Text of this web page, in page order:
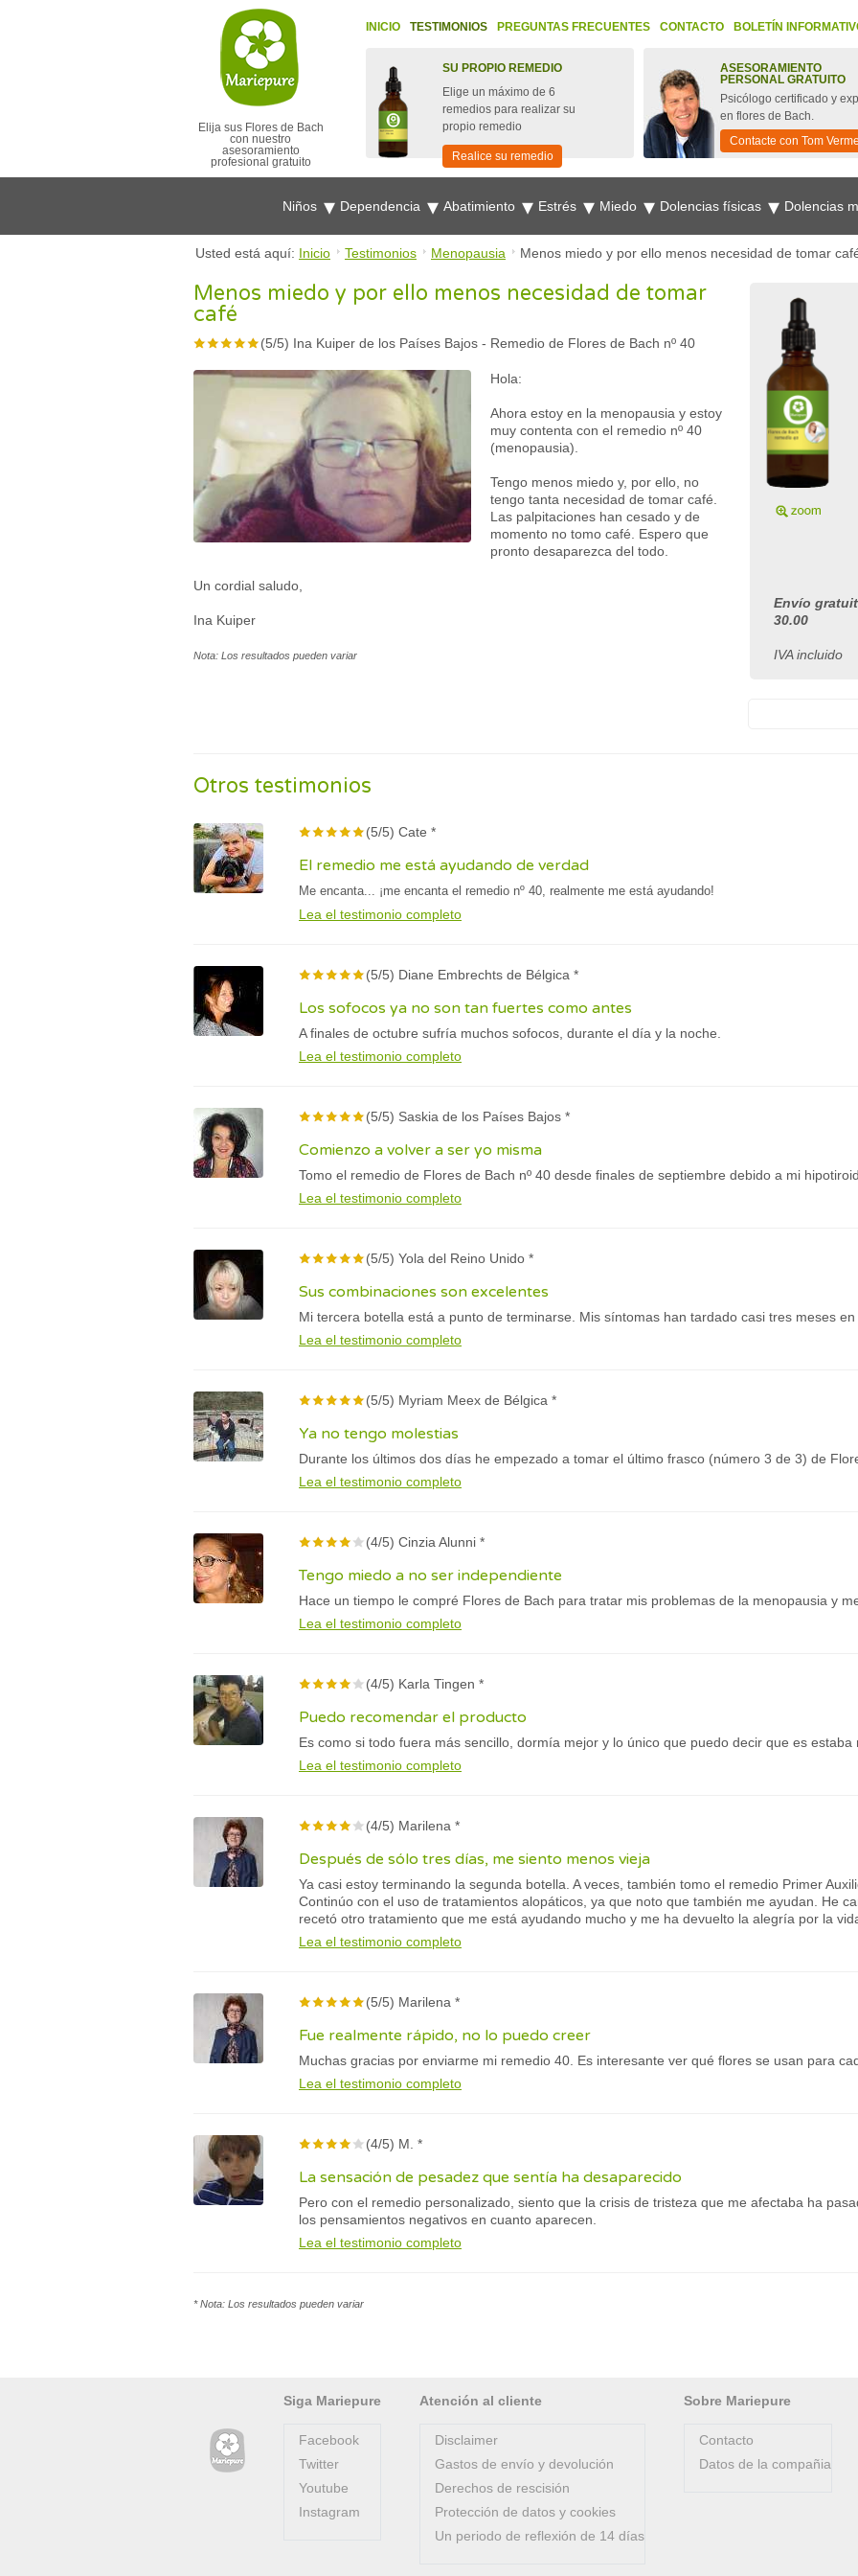
Elija sus Flores de Bach
con nuestro
asesoramiento
profesional gratuito
INICIO TESTIMONIOS PREGUNTAS FRECUENTES CONTACTO BOLETÍN
SU PROPIO REMEDIO
Elige un máximo de 6
remedios para realizar su
propio remedio
Realice su remedio
ASESORAMIENTO
PERSONAL GRATUITO
Psicólogo certificado y
en flores de Bach.
Contacte con Tom
Niños Dependencia Abatimiento Estrés Miedo Dolencias físicas Dolencias
Usted está aquí: Inicio Testimonios Menopausia Menos miedo y por ello menos necesidad de tomar
Menos miedo y por ello menos necesidad de tomar
café
(5/5) Ina Kuiper de los Países Bajos - Remedio de Flores de Bach nº 40
Hola:
Ahora estoy en la menopausia y estoy
muy contenta con el remedio nº 40
(menopausia).
Tengo menos miedo y, por ello, no
tengo tanta necesidad de tomar café.
Las palpitaciones han cesado y de
momento no tomo café. Espero que
pronto desaparezca del todo.
Un cordial saludo,
Ina Kuiper
Nota: Los resultados pueden variar
Envío
30.00
IVA incluido
Otros testimonios
(5/5) Cate *
El remedio me está ayudando de verdad
Me encanta... ¡me encanta el remedio nº 40, realmente me está ayudando!
Lea el testimonio completo
(5/5) Diane Embrechts de Bélgica *
Los sofocos ya no son tan fuertes como antes
A finales de octubre sufría muchos sofocos, durante el día y la noche.
Lea el testimonio completo
(5/5) Saskia de los Países Bajos *
Comienzo a volver a ser yo misma
Tomo el remedio de Flores de Bach nº 40 desde finales de septiembre debido a mi
Lea el testimonio completo
(5/5) Yola del Reino Unido *
Sus combinaciones son excelentes
Mi tercera botella está a punto de terminarse. Mis síntomas han tardado casi tres meses en
Lea el testimonio completo
(5/5) Myriam Meex de Bélgica *
Ya no tengo molestias
Durante los últimos dos días he empezado a tomar el último frasco (número 3 de 3) de
Lea el testimonio completo
(4/5) Cinzia Alunni *
Tengo miedo a no ser independiente
Hace un tiempo le compré Flores de Bach para tratar mis problemas de la menopausia y
Lea el testimonio completo
(4/5) Karla Tingen *
Puedo recomendar el producto
Es como si todo fuera más sencillo, dormía mejor y lo único que puedo decir que es estaba
Lea el testimonio completo
(4/5) Marilena *
Después de sólo tres días, me siento menos vieja
Ya casi estoy terminando la segunda botella. A veces, también tomo el remedio Primer
Continúo con el uso de tratamientos alopáticos, ya que noto que también me ayudan. He
recetó otro tratamiento que me está ayudando mucho y me ha devuelto la alegría por la
Lea el testimonio completo
(5/5) Marilena *
Fue realmente rápido, no lo puedo creer
Muchas gracias por enviarme mi remedio 40. Es interesante ver qué flores se usan para
Lea el testimonio completo
(4/5) M. *
La sensación de pesadez que sentía ha desaparecido
Pero con el remedio personalizado, siento que la crisis de tristeza que me afectaba ha
los pensamientos negativos en cuanto aparecen.
Lea el testimonio completo
* Nota: Los resultados pueden variar
Siga Mariepure
Facebook
Twitter
Youtube
Instagram
Atención al cliente
Disclaimer
Gastos de envío y devolución
Derechos de rescisión
Protección de datos y cookies
Un periodo de reflexión de 14 días
Sobre Mariepure
Contacto
Datos de la compañia